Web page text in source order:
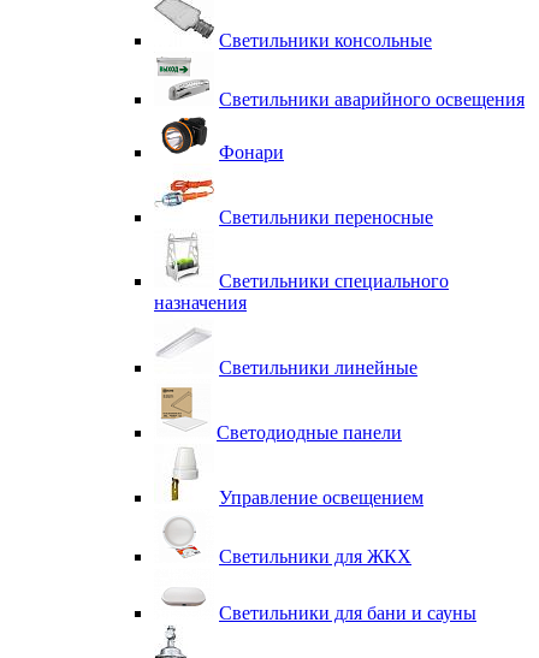
Светильники консольные
Светильники аварийного освещения
Фонари
Светильники переносные
Светильники специального
назначения
Светильники линейные
Светодиодные панели
Управление освещением
Светильники для ЖКХ
Светильники для бани и сауны